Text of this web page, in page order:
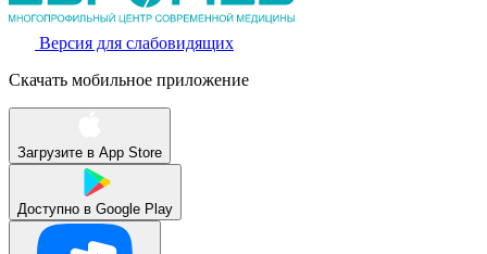
Версия для слабовидящих
Скачать мобильное приложение
Загрузите в App Store
Доступно в Google Play